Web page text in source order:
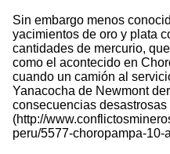
Sin embargo menos
yacimientos de oro y plata
cantidades de mercurio,
como el acontecido en
cuando un camión al
Yanacocha de Newmont
consecuencias desastrosas
(http://
peru/5577-choropampa-